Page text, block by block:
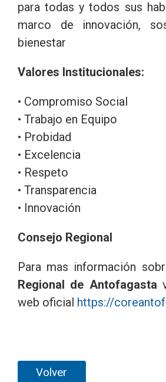
para todas y todos sus
marco de innovación,
bienestar
Valores Institucionales:
• Compromiso Social
• Trabajo en Equipo
• Probidad
• Excelencia
• Respeto
• Transparencia
• Innovación
Consejo Regional
Para mas información
Regional de Antofagasta
web oficial https://
Volver